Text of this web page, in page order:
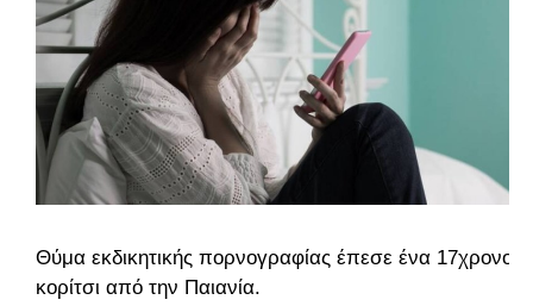
Θύμα εκδικητικής πορνογραφίας έπεσε ένα 17χρονο
κορίτσι από την Παιανία.